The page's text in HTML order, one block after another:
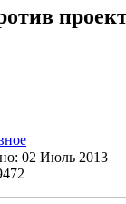
02 Июль 2013